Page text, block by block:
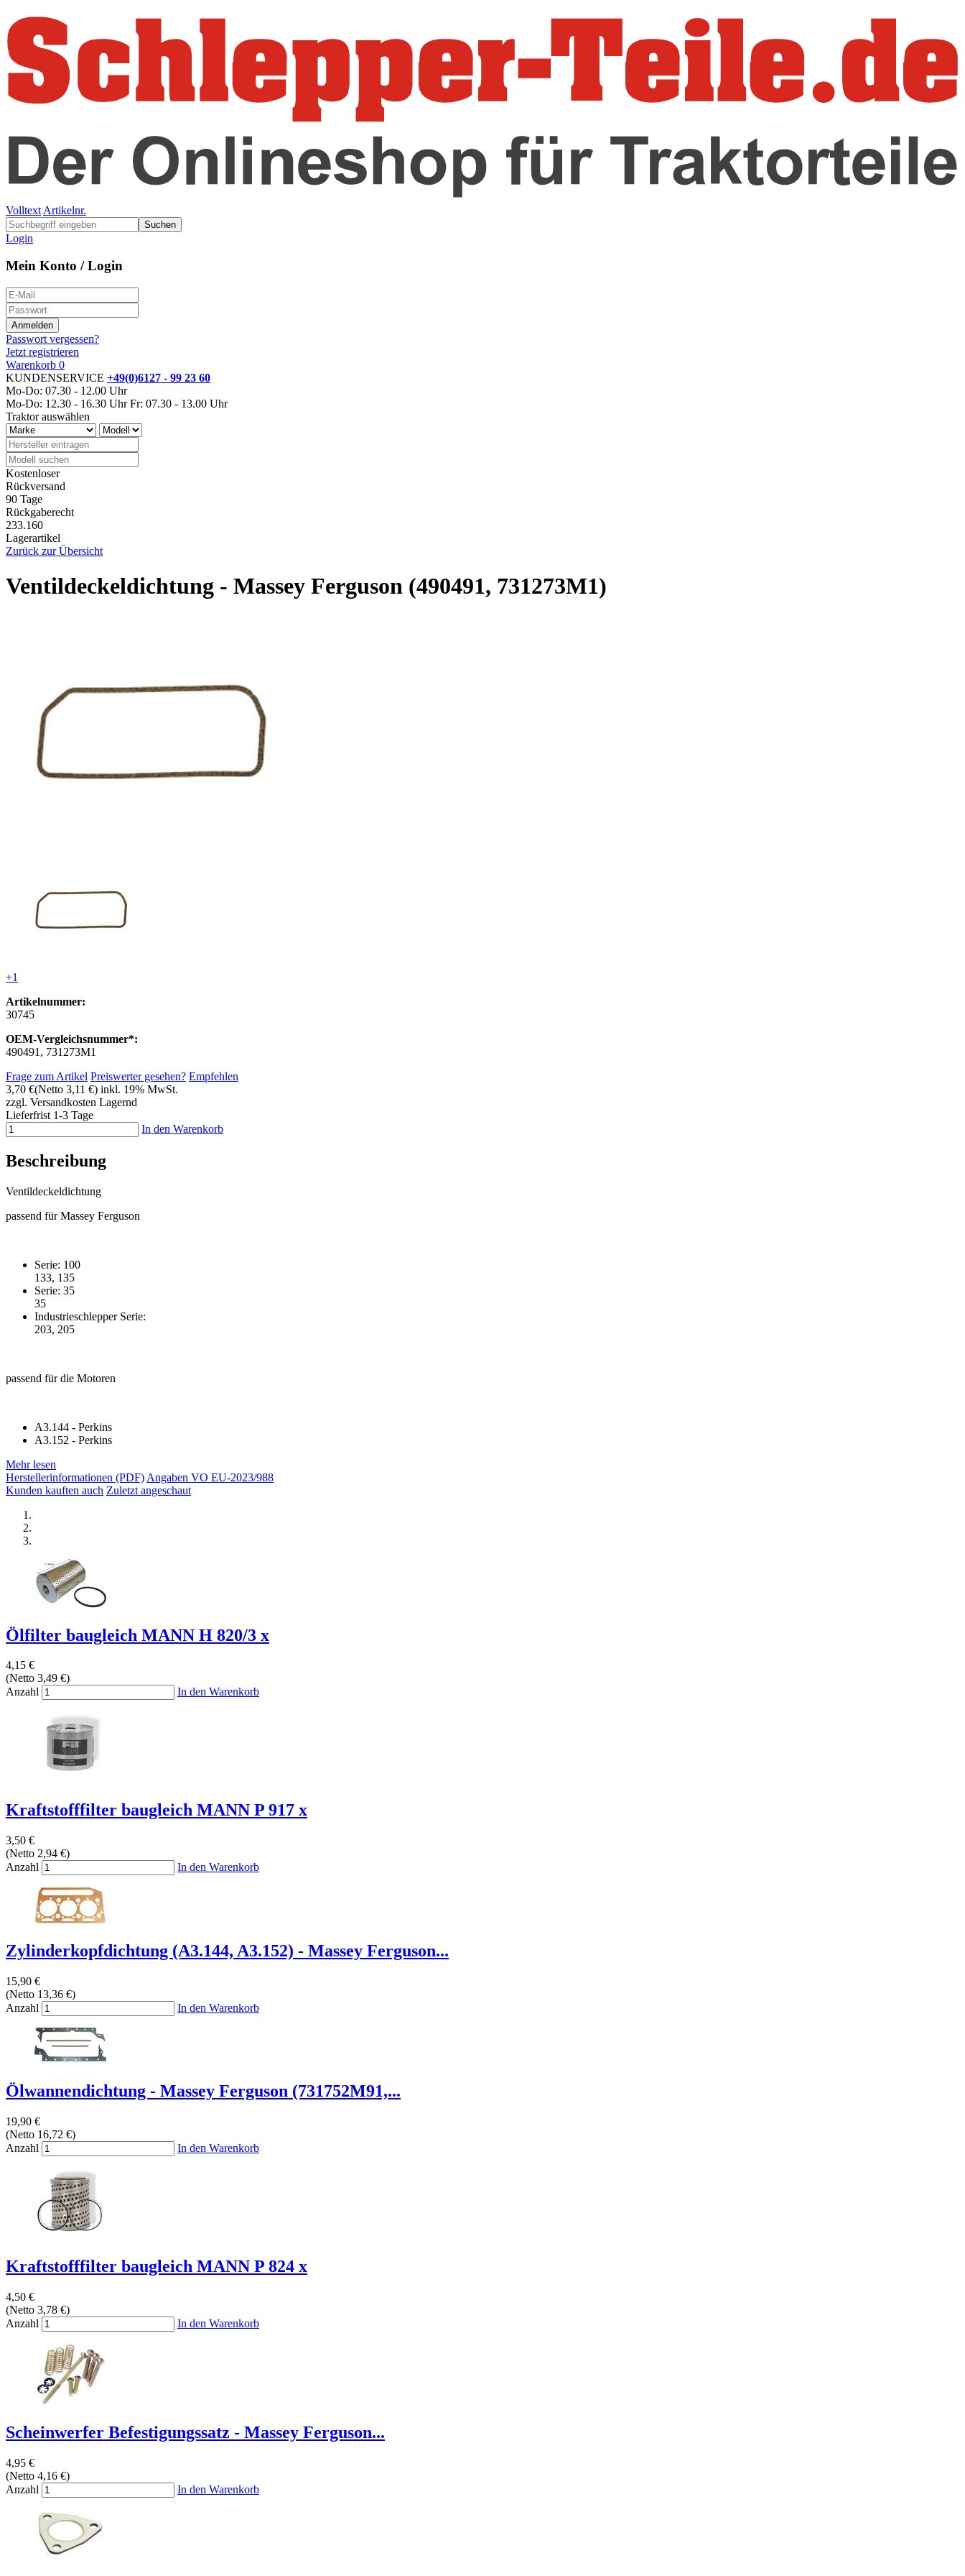
Volltext Artikelnr.
Suchen
Login
Mein Konto / Login
Passwort vergessen?
Jetzt registrieren
Warenkorb 0
KUNDENSERVICE +49(0)6127 - 99 23 60
Mo-Do: 07.30 - 12.00 Uhr
Mo-Do: 12.30 - 16.30 Uhr Fr: 07.30 - 13.00 Uhr
Traktor auswählen
Kostenloser
Rückversand
90 Tage
Rückgaberecht
233.160
Lagerartikel
Zurück zur Übersicht
Ventildeckeldichtung - Massey Ferguson (490491, 731273M1)
+1
Artikelnummer:
30745
OEM-Vergleichsnummer*:
490491, 731273M1
Frage zum Artikel Preiswerter gesehen? Empfehlen
3,70 €(Netto 3,11 €) inkl. 19% MwSt.
zzgl. Versandkosten Lagernd
Lieferfrist 1-3 Tage
In den Warenkorb
Beschreibung
Ventildeckeldichtung
passend für Massey Ferguson
Serie: 100
133, 135
Serie: 35
35
Industrieschlepper Serie:
203, 205
passend für die Motoren
A3.144 - Perkins
A3.152 - Perkins
Mehr lesen
Herstellerinformationen (PDF) Angaben VO EU-2023/988
Kunden kauften auch Zuletzt angeschaut
Ölfilter baugleich MANN H 820/3 x
4,15 €
(Netto 3,49 €)
Anzahl
In den Warenkorb
Kraftstofffilter baugleich MANN P 917 x
3,50 €
(Netto 2,94 €)
Anzahl
In den Warenkorb
Zylinderkopfdichtung (A3.144, A3.152) - Massey Ferguson...
15,90 €
(Netto 13,36 €)
Anzahl
In den Warenkorb
Ölwannendichtung - Massey Ferguson (731752M91,...
19,90 €
(Netto 16,72 €)
Anzahl
In den Warenkorb
Kraftstofffilter baugleich MANN P 824 x
4,50 €
(Netto 3,78 €)
Anzahl
In den Warenkorb
Scheinwerfer Befestigungssatz - Massey Ferguson...
4,95 €
(Netto 4,16 €)
Anzahl
In den Warenkorb